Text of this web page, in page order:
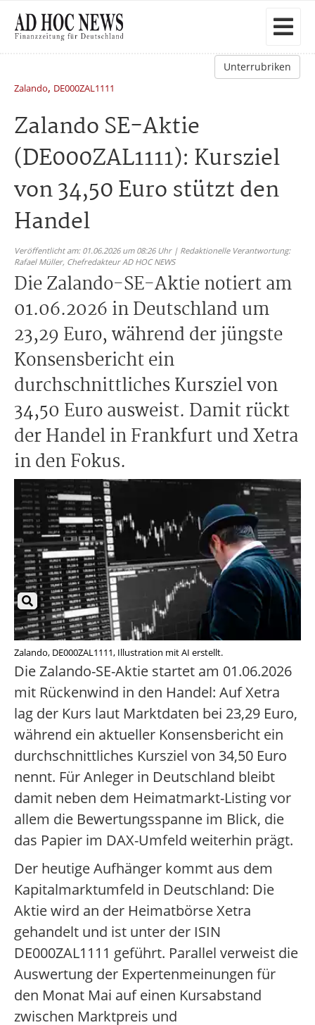
Unterrubriken
Zalando, DE000ZAL1111
Zalando SE-Aktie
(DE000ZAL1111): Kursziel
von 34,50 Euro stützt den
Handel
Veröffentlicht am: 01.06.2026 um 08:26 Uhr | Redaktionelle Verantwortung:
Rafael Müller, Chefredakteur AD HOC NEWS
Die Zalando-SE-Aktie notiert am
01.06.2026 in Deutschland um
23,29 Euro, während der jüngste
Konsensbericht ein
durchschnittliches Kursziel von
34,50 Euro ausweist. Damit rückt
der Handel in Frankfurt und Xetra
in den Fokus.
Zalando, DE000ZAL1111, Illustration mit AI erstellt.
Die Zalando-SE-Aktie startet am 01.06.2026
mit Rückenwind in den Handel: Auf Xetra
lag der Kurs laut Marktdaten bei 23,29 Euro,
während ein aktueller Konsensbericht ein
durchschnittliches Kursziel von 34,50 Euro
nennt. Für Anleger in Deutschland bleibt
damit neben dem Heimatmarkt-Listing vor
allem die Bewertungsspanne im Blick, die
das Papier im DAX-Umfeld weiterhin prägt.
Der heutige Aufhänger kommt aus dem
Kapitalmarktumfeld in Deutschland: Die
Aktie wird an der Heimatbörse Xetra
gehandelt und ist unter der ISIN
DE000ZAL1111 geführt. Parallel verweist die
Auswertung der Expertenmeinungen für
den Monat Mai auf einen Kursabstand
zwischen Marktpreis und